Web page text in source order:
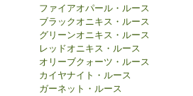
ファイアオパール・ルース
ブラックオニキス・ルース
グリーンオニキス・ルース
レッドオニキス・ルース
オリーブクォーツ・ルース
カイヤナイト・ルース
ガーネット・ルース